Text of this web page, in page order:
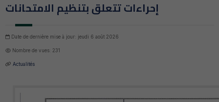
إحراءات تتعلق بتنظيم الامتحانات
Date de dernière mise à jour: jeudi 6 août 2026
Nombre de vues: 231
Actualités